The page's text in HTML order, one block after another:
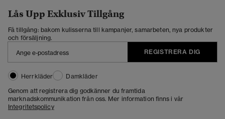
Lås Upp Exklusiv Tillgång
Få tillgång: bakom kulisserna till kampanjer, samarbeten, nya produkter
och försäljning.
REGISTRERA DIG
Herrkläder
Damkläder
Genom att registrera dig godkänner du framtida
marknadskommunikation från oss. Mer information finns i vår
Integritetspolicy